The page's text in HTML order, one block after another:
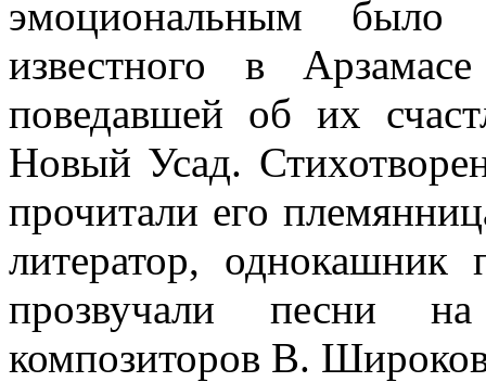
эмоциональным было
известного в
поведавшей об их
Новый Усад.
прочитали его
литератор,
прозвучали песни
композиторов В.